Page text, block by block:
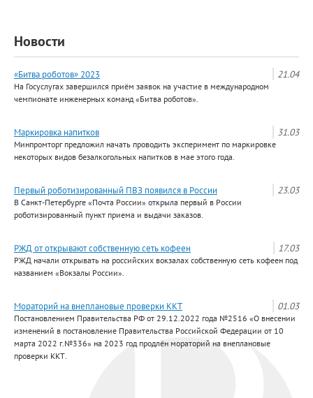
Новости
21.04
«Битва роботов» 2023
На Госуслугах завершился приём заявок на участие в международном
чемпионате инженерных команд «Битва роботов».
31.03
Маркировка напитков
Минпромторг предложил начать проводить эксперимент по маркировке
некоторых видов безалкогольных напитков в мае этого года.
23.03
Первый роботизированный ПВЗ появился в России
В Санкт-Петербурге «Почта России» открыла первый в России
роботизированный пункт приема и выдачи заказов.
17.03
РЖД от открывают собственную сеть кофеен
РЖД начали открывать на российских вокзалах собственную сеть кофеен под
названием «Вокзалы России».
01.03
Мораторий на внеплановые проверки ККТ
Постановлением Правительства РФ от 29.12.2022 года №2516 «О внесении
изменений в постановление Правительства Российской Федерации от 10
марта 2022 г.№336» на 2023 год продлён мораторий на внеплановые
проверки ККТ.